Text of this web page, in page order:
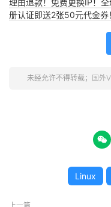
册认证即送2张50元代金券
未经允许不得转载； 国外

Linux